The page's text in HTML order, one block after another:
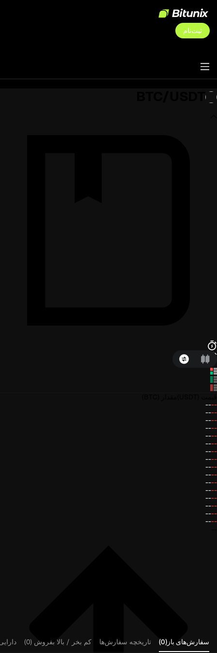
ثبت‌نام
--
--
--
--
--
--
--
--
--
--
--
--
--
--
--
--
--
--
--
--
--
--
--
--
--
--
--
--
--
--
--
--
سفارش‌های باز(0) تاریخچه سفارش‌ها کم بخر / بالا بفروش (0)